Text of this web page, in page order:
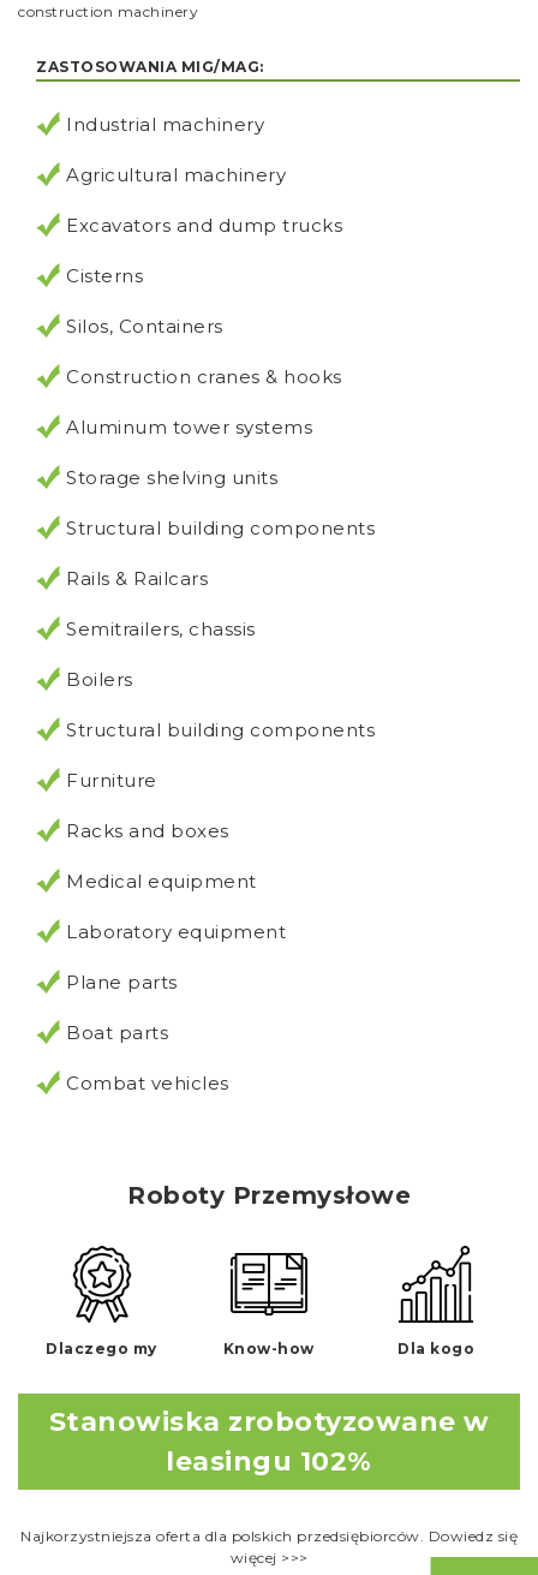
construction machinery
ZASTOSOWANIA MIG/MAG:
Industrial machinery
Agricultural machinery
Excavators and dump trucks
Cisterns
Silos, Containers
Construction cranes & hooks
Aluminum tower systems
Storage shelving units
Structural building components
Rails & Railcars
Semitrailers, chassis
Boilers
Structural building components
Furniture
Racks and boxes
Medical equipment
Laboratory equipment
Plane parts
Boat parts
Combat vehicles
Roboty Przemysłowe
Dlaczego my Know-how Dla kogo
Stanowiska zrobotyzowane w
leasingu 102%
Najkorzystniejsza oferta dla polskich przedsiębiorców. Dowiedz się
więcej >>>